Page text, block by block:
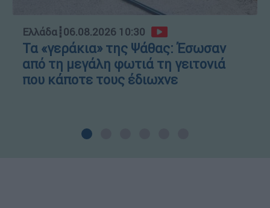
Ελλάδα┋06.08.2026 10:30
Τα «γεράκια» της Ψάθας: Έσωσαν
από τη μεγάλη φωτιά τη γειτονιά
που κάποτε τους έδιωχνε